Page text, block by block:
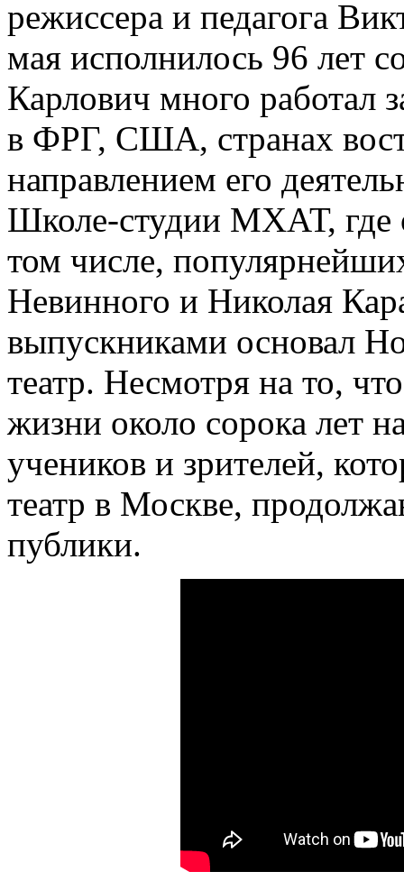
режиссера и педагога
мая исполнилось 96 лет
Карлович много работал
в ФРГ, США, странах
направлением его
Школе-студии МХАТ, где
том числе,
Невинного и Николая
выпускниками основал
театр. Несмотря на то,
жизни около сорока лет
учеников и зрителей,
театр в Москве,
публики.